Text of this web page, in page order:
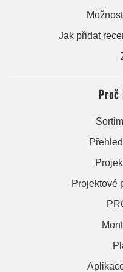
Jak přidat
Proč
Projektové